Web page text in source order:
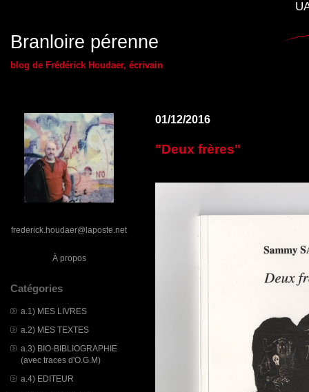
Branloire pérenne
blog de Frédérick Houdaer, écrivain
frederick.houdaer@laposte.net
À propos
Catégories
a.1) MES LIVRES
a.2) MES TEXTES
a.3) BIO-BIBLIOGRAPHIE
(avec traces d'O.G.M)
a.4) EDITEUR
01/12/2016
"Deux frères"